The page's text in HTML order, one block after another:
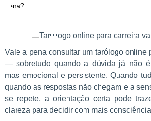
Vale a pena consultar um tarólogo online
— sobretudo quando a dúvida já não é
mas emocional e persistente. Quando
quando as respostas não chegam e a
se repete, a orientação certa pode
clareza para decidir com mais